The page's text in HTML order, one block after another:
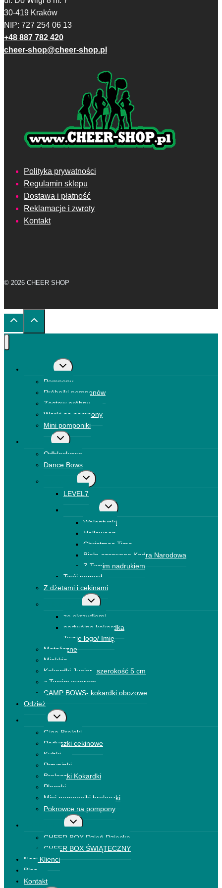
stronie
produktu
30-419 Kraków
NIP: 727 254 06 13
+48 887 782 420
cheer-shop@cheer-shop.pl
Polityka prywatności
Regulamin sklepu
Dostawa i płatność
Reklamacje i zwroty
Kontakt
© 2026 CHEER SHOP
Przełącz
menu
Pompony
Próbniki pomponów
Zestaw próbny
Worki na pompony
Mini pomponiki
Przełącz
Odblaskowe
Dance Bows
Przełącz
menu
podrzędne
LEVEL7
Przełącz
menu
podrzędne
Walentynki
Halloween
Christmas Time
Biało-czerwone Kadra Narodowa
Z Twoim nadrukiem
Twój pomysł
Z dżetami i cekinami
Przełącz
menu
ze skrzydłami
podwójna kokardka
Twoje logo/ Imię
Metaliczne
Miękkie
Kokardki Junior- szerokość 5 cm
z Twoim wzorem
CAMP BOWS- kokardki obozowe
Odzież
Przełącz
Giga Breloki
Poduszki cekinowe
Kubki
Przypinki
Breloczki Kokardki
Plecaki
Mini pomponiki breloczki
Pokrowce na pompony
Przełącz
CHEER BOX Dzień Dziecka
CHEER BOX ŚWIĄTECZNY
Nasi Klienci
Blog
Kontakt